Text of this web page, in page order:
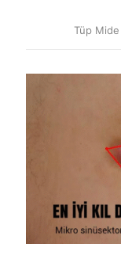
Tüp Mide